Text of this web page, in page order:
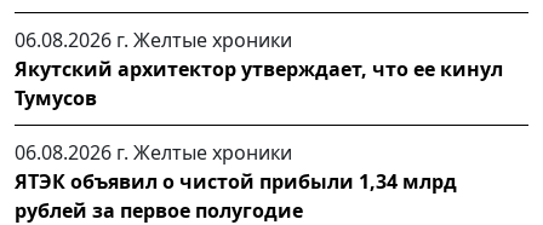
06.08.2026 г. Желтые хроники
Якутский архитектор утверждает, что ее кинул
Тумусов
06.08.2026 г. Желтые хроники
ЯТЭК объявил о чистой прибыли 1,34 млрд
рублей за первое полугодие